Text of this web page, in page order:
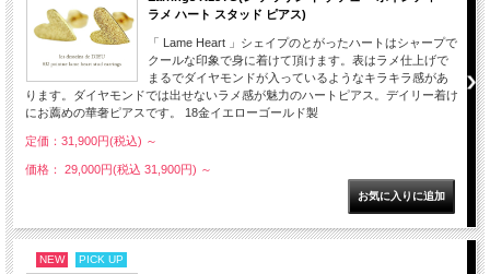
ラメ ハート スタッド ピアス)
「 Lame Heart 」シェイプのとがったハートはシャープで
クールな印象で身に着けて頂けます。表はラメ仕上げで
まるでダイヤモンドが入っているようなキラキラ感があ
ります。ダイヤモンドでは出せないラメ感が魅力のハートピアス。デイリー着け
にお薦めの華奢ピアスです。 18金イエローゴールド製
定価：31,900円(税込) ～
価格： 29,000円(税込 31,900円) ～
NEW PICK UP